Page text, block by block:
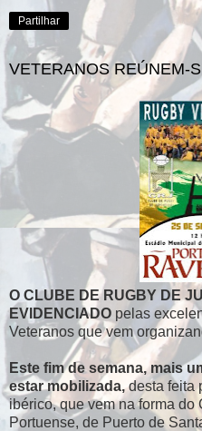
Partilhar
VETERANOS REÚNEM-
O CLUBE DE RUGBY DE
EVIDENCIADO pelas
Veteranos que vem
Este fim de semana, mais
estar mobilizada,desta feita
ibérico, que vem na forma do
Portuense, de Puerto de